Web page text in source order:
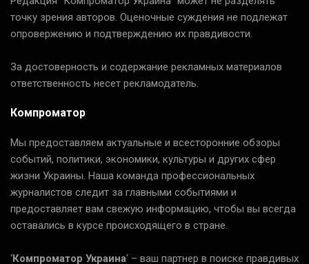
точку зрения авторов. Оценочные суждения не подлежат
опровержению и подтверждению их правдивости.
За достоверность и содержание рекламных материалов
ответственность несет рекламодатель.
Компроматор
Мы предоставляем актуальные и всесторонние обзоры
событий, политики, экономики, культуры и других сфер
жизни Украины. Наша команда профессиональных
журналистов следит за главными событиями и
предоставляет вам свежую информацию, чтобы вы всегда
оставались в курсе происходящего в стране.
‘Компроматор Украина‘ – ваш партнер в поиске правдивых